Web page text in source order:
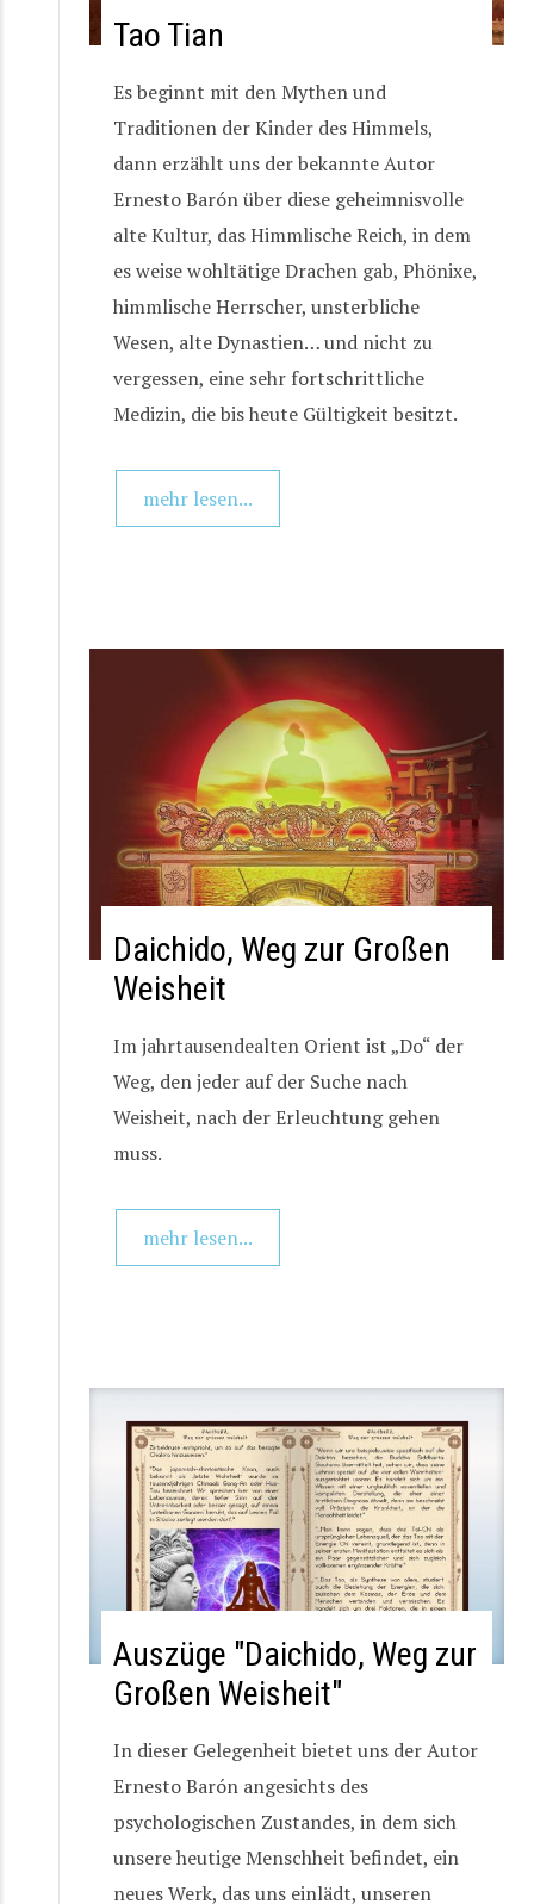
Tao Tian
Es beginnt mit den Mythen und
Traditionen der Kinder des Himmels,
dann erzählt uns der bekannte Autor
Ernesto Barón über diese geheimnisvolle
alte Kultur, das Himmlische Reich, in dem
es weise wohltätige Drachen gab, Phönixe,
himmlische Herrscher, unsterbliche
Wesen, alte Dynastien… und nicht zu
vergessen, eine sehr fortschrittliche
Medizin, die bis heute Gültigkeit besitzt.
mehr lesen...
Daichido, Weg zur Großen
Weisheit
Im jahrtausendealten Orient ist „Do“ der
Weg, den jeder auf der Suche nach
Weisheit, nach der Erleuchtung gehen
muss.
mehr lesen...
Auszüge "Daichido, Weg zur
Großen Weisheit"
In dieser Gelegenheit bietet uns der Autor
Ernesto Barón angesichts des
psychologischen Zustandes, in dem sich
unsere heutige Menschheit befindet, ein
neues Werk, das uns einlädt, unseren